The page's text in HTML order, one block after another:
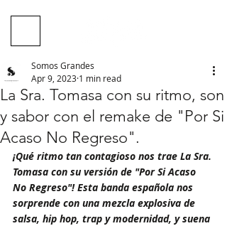
La Sra. Tomasa con su ritmo, son
y sabor con el remake de "Por Si
Acaso No Regreso".
Somos Grandes
Apr 9, 2023 1 min read
¡Qué ritmo tan contagioso nos trae La Sra.
Tomasa con su versión de "Por Si Acaso
No Regreso"! Esta banda española nos
sorprende con una mezcla explosiva de
salsa, hip hop, trap y modernidad, y suena